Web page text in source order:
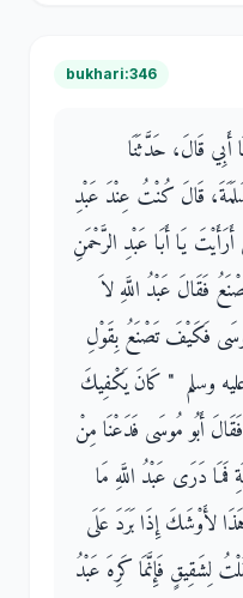
bukhari:346
قَالَ، حَدَّثَنَا
قَالَ كُنْتُ عِنْدَ عَبْدِ
يَا أَبَا عَبْدِ الرَّحْمَنِ
فَقَالَ عَبْدُ اللَّهِ لاَ
فَكَيْفَ تَصْنَعُ بِقَوْلِ
وسلم ‏ "‏ كَانَ يَكْفِيكَ
أَبُو مُوسَى فَدَعْنَا مِنْ
دَرَى عَبْدُ اللَّهِ مَا
لأَوْشَكَ إِذَا بَرَدَ عَلَى
لِشَقِيقٍ فَإِنَّمَا كَرِهَ عَبْدُ